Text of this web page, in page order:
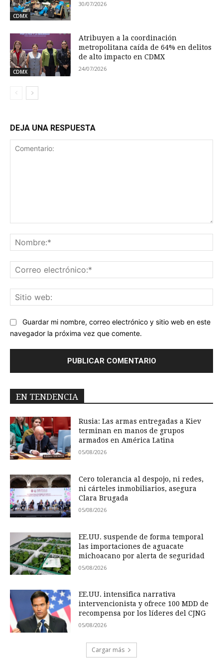
CDMX
30/07/2026
CDMX
Atribuyen a la coordinación
metropolitana caída de 64% en delitos
de alto impacto en CDMX
24/07/2026
DEJA UNA RESPUESTA
Guardar mi nombre, correo electrónico y sitio web en este
navegador la próxima vez que comente.
EN TENDENCIA
Rusia: Las armas entregadas a Kiev
terminan en manos de grupos
armados en América Latina
05/08/2026
Cero tolerancia al despojo, ni redes,
ni cárteles inmobiliarios, asegura
Clara Brugada
05/08/2026
EE.UU. suspende de forma temporal
las importaciones de aguacate
michoacano por alerta de seguridad
05/08/2026
EE.UU. intensifica narrativa
intervencionista y ofrece 100 MDD de
recompensa por los líderes del CJNG
05/08/2026
Cargar más